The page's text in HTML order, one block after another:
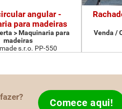
angular -
para madeiras
> Maquinaria para
madeiras
s.r.o. PP-550
Venda /
Comece aqui!